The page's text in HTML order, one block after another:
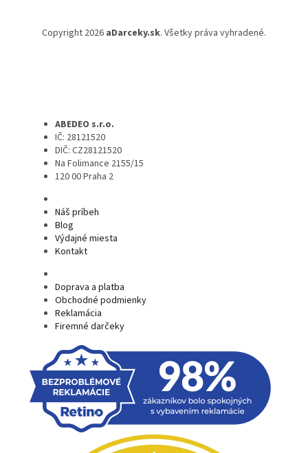
Copyright 2026 aDarceky.sk. Všetky práva vyhradené.
ABEDEO s.r.o.
IČ: 28121520
DIČ: CZ28121520
Na Folimance 2155/15
120 00 Praha 2
Náš príbeh
Blog
Výdajné miesta
Kontakt
Doprava a platba
Obchodné podmienky
Reklamácia
Firemné darčeky